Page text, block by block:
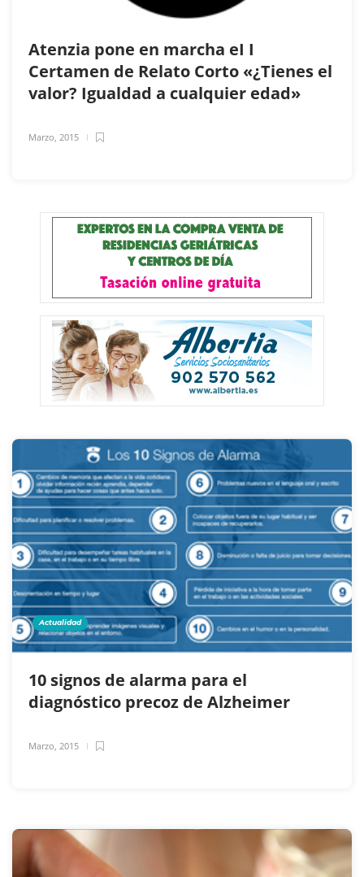
Atenzia pone en marcha eI I
Certamen de Relato Corto «¿Tienes el
valor? Igualdad a cualquier edad»
Marzo, 2015
Actualidad
10 signos de alarma para el
diagnóstico precoz de Alzheimer
Marzo, 2015